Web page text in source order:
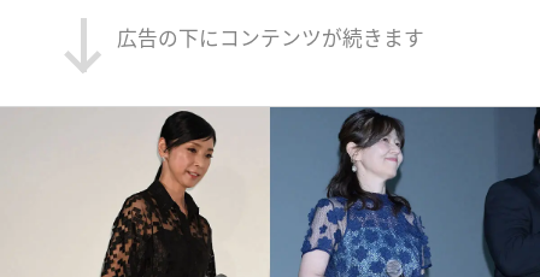
広告の下にコンテンツが続きます